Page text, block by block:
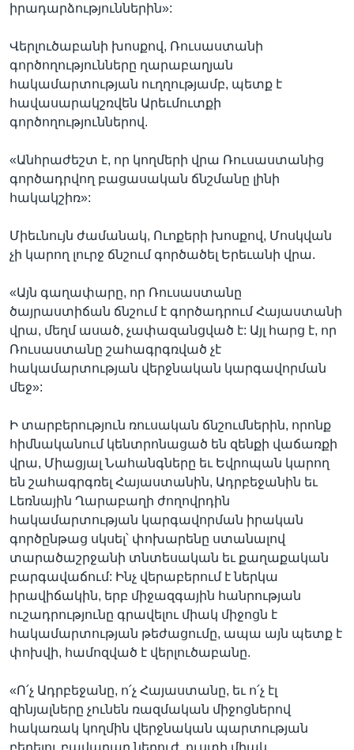
իրադարձություններին»:
Վերլուծաբանի խոսքով, Ռուսաստանի
գործողությունները ղարաբաղյան
հակամարտության ուղղությամբ, պետք է
հավասարակշռվեն Արեւմուտքի
գործողություններով.
«Անհրաժեշտ է, որ կողմերի վրա Ռուսաստանից
գործադրվող բացասական ճնշմանը լինի
հակակշիռ»:
Միեւնույն ժամանակ, Ուոքերի խոսքով, Մոսկվան
չի կարող լուրջ ճնշում գործածել Երեւանի վրա.
«Այն գաղափարը, որ Ռուսաստանը
ծայրաստիճան ճնշում է գործադրում Հայաստանի
վրա, մեղմ ասած, չափազանցված է: Այլ հարց է, որ
Ռուսաստանը շահագրգռված չէ
հակամարտության վերջնական կարգավորման
մեջ»:
Ի տարբերություն ռուսական ճնշումներին, որոնք
հիմնականում կենտրոնացած են զենքի վաճառքի
վրա, Միացյալ Նահանգները եւ Եվրոպան կարող
են շահագրգռել Հայաստանին, Ադրբեջանին եւ
Լեռնային Ղարաբաղի ժողովրդին
հակամարտության կարգավորման իրական
գործընթաց սկսել՝ փոխարենը ստանալով
տարածաշրջանի տնտեսական եւ քաղաքական
բարգավաճում: Ինչ վերաբերում է ներկա
իրավիճակին, երբ միջազգային հանրության
ուշադրությունը գրավելու միակ միջոցն է
հակամարտության թեժացումը, ապա այն պետք է
փոխվի, համոզված է վերլուծաբանը.
«Ո՛չ Ադրբեջանը, ո՛չ Հայաստանը, եւ ո՛չ էլ
զինյալները չունեն ռազմական միջոցներով
հակառակ կողմին վերջնական պարտության
բերելու բավարար ներուժ, ուստի միակ